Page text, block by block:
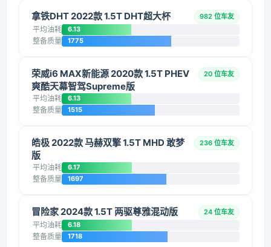
拿铁DHT 2022款 1.5T DHT超大杯 982 位车友
平均油耗 6.13
整备质量 1775
荣威i6 MAX新能源 2020款 1.5T PHEV
爽酷天幕智驾Supreme版
20 位车友
平均油耗 6.13
整备质量 1515
皓极 2022款 马赫双擎 1.5T MHD 敢梦
版
236 位车友
平均油耗 6.17
整备质量 1697
冒险家 2024款 1.5T 两驱尊雅混动版 24 位车友
平均油耗 6.18
整备质量 1718